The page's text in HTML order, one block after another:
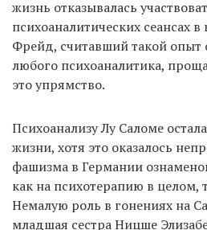
жизнь отказывалась
психоаналитических сеансах
Фрейд, считавший такой опыт
любого психоаналитика,
это упрямство.
Психоанализу Лу Саломе
жизни, хотя это оказалось
фашизма в Германии
как на психотерапию в целом,
Немалую роль в гонениях на
младшая сестра Ницше